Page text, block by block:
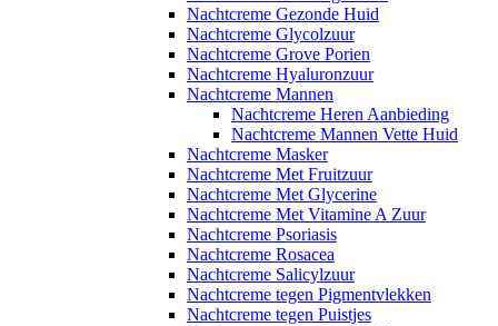
Nachtcreme Gezonde Huid
Nachtcreme Glycolzuur
Nachtcreme Grove Porien
Nachtcreme Hyaluronzuur
Nachtcreme Mannen
Nachtcreme Heren Aanbieding
Nachtcreme Mannen Vette Huid
Nachtcreme Masker
Nachtcreme Met Fruitzuur
Nachtcreme Met Glycerine
Nachtcreme Met Vitamine A Zuur
Nachtcreme Psoriasis
Nachtcreme Rosacea
Nachtcreme Salicylzuur
Nachtcreme tegen Pigmentvlekken
Nachtcreme tegen Puistjes